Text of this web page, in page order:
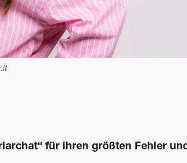
für ihren größten Fehler und